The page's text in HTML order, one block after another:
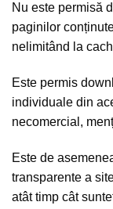
Nu este permisă
paginilor
nelimitând la
Este permis
individuale din
necomercial,
Este de
transparente a
atât timp cât